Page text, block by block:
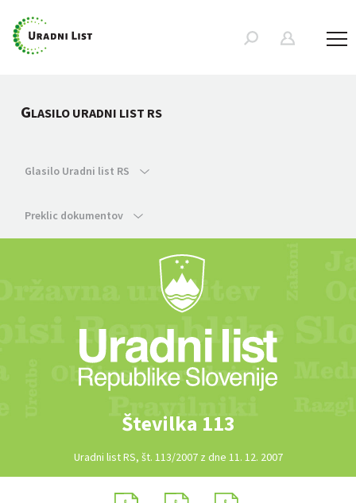
GLASILO URADNI LIST RS
Glasilo Uradni list RS
Preklic dokumentov
Številka 113
Uradni list RS, št. 113/2007 z dne 11. 12. 2007